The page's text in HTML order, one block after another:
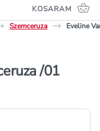
KOSARAM
Szemceruza Eveline
/01